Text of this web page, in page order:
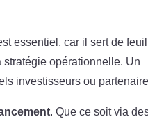
essentiel, car il sert de
stratégie opérationnelle. Un
investisseurs ou
. Que ce soit via